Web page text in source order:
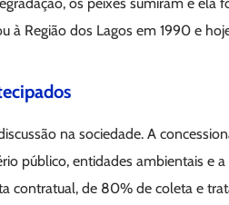
à Região dos Lagos em 1990 e
na sociedade. A
público, entidades ambientais e
contratual, de 80% de coleta e